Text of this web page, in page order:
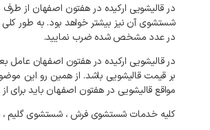
در قالیشویی ارکیده در هفتون اصفهان از طرف
شستشوی آن نیز بیشتر خواهد بود. به طور کلی
در عدد مشخص شده ضرب نمایید.
در قالیشویی ارکیده در هفتون اصفهان عامل
بر قیمت قالیشویی باشد. از همین رو این
مواقع قالیشویی در هفتون اصفهان باید برای از
کلیه خدمات شستشوی فرش ، شستشوی گلیم ،